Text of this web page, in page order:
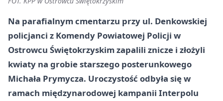
Na parafialnym cmentarzu przy ul. Denkowskiej
policjanci z Komendy Powiatowej Policji w
Ostrowcu Świętokrzyskim zapalili znicze i złożyli
kwiaty na grobie starszego posterunkowego
Michała Prymycza. Uroczystość odbyła się w
ramach międzynarodowej kampanii Interpolu